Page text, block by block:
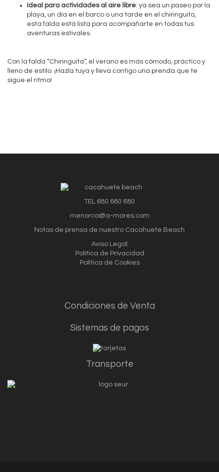
Ideal para actividades al aire libre: ya sea un paseo por la
playa, un día en el barco o una tarde en el chiringuito,
esta falda está lista para acompañarte en todas tus
aventuras estivales.
Con la falda “Chiringuita”, el verano es más cómodo, práctico y
lleno de estilo. ¡Hazla tuya y lleva contigo una prenda que te
sigue el ritmo!
TEL 680 680 680
menorca@a-mares.com
Notas de prensa de nuestro Cacahuete Beach
Aviso Legal
Política de Privacidad
Política de Cookies
Condiciones de Venta
Sistemas de pagos
Transporte